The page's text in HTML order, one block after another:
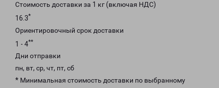
Стоимость доставки за 1 кг (включая НДС)
16.3*
Ориентировочный срок доставки
1 - 4**
Дни отправки
пн, вт, ср, чт, пт, сб
* Минимальная стоимость доставки по выбранному